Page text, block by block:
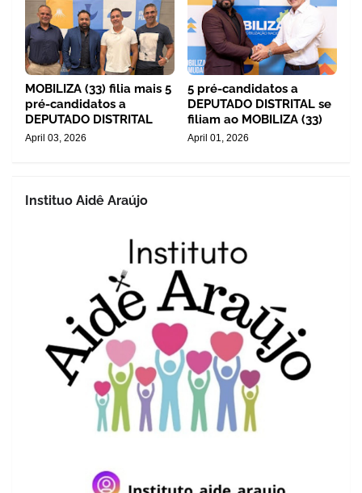
MOBILIZA (33) filia mais 5
pré-candidatos a
DEPUTADO DISTRITAL
April 03, 2026
5 pré-candidatos a
DEPUTADO DISTRITAL se
filiam ao MOBILIZA (33)
April 01, 2026
Instituo Aidê Araújo